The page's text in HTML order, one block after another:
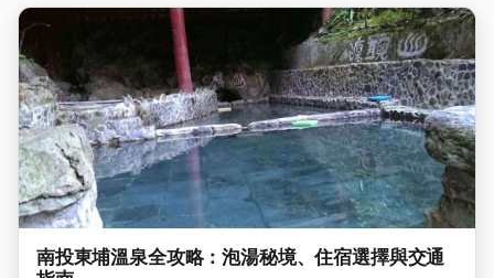
南投東埔溫泉全攻略：泡湯秘境、住宿選擇與交通